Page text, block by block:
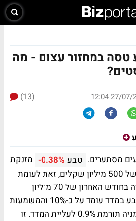
טסה במחזור עצום - מה
27/07/
(13)
מסתערים. טבע -0.38% מזנקת
כעת 9% במחזור עצום של 500 מיליון שקלים, זאת לעומת
מחזור יומי ממוצע במניה בחודש האחרון של 70 מיליון
שקלים. משקלה של טבע במדד עומד על כ-10% והמשמעות
היא שעלייה של 9% במניה תורמת 0.9% לעליית המדד. זו